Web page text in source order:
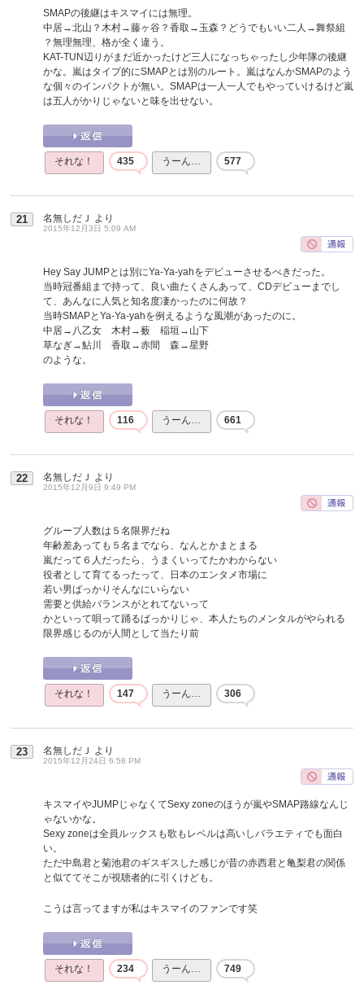
SMAPの後継はキスマイには無理。
中居→北山？木村→藤ヶ谷？香取→玉森？どうでもいい二人→舞祭組
？無理無理、格が全く違う。
KAT-TUN辺りがまだ近かったけど三人になっちゃったし少年隊の後継
かな。嵐はタイプ的にSMAPとは別のルート。嵐はなんかSMAPのよう
な個々のインパクトが無い。SMAPは一人一人でもやっていけるけど嵐
は五人がかりじゃないと味を出せない。
それな！ 435 うーん… 577
21 名無しだＪ より
2015年12月3日 5:09 AM
Hey Say JUMPとは別にYa-Ya-yahをデビューさせるべきだった。
当時冠番組まで持って、良い曲たくさんあって、CDデビューまでし
て、あんなに人気と知名度凄かったのに何故？
当時SMAPとYa-Ya-yahを例えるような風潮があったのに。
中居→八乙女 木村→薮 稲垣→山下
草なぎ→鮎川 香取→赤間 森→星野
のような。
それな！ 116 うーん… 661
22 名無しだＪ より
2015年12月9日 9:49 PM
グループ人数は５名限界だね
年齢差あっても５名までなら、なんとかまとまる
嵐だって６人だったら、うまくいってたかわからない
役者として育てるったって、日本のエンタメ市場に
若い男ばっかりそんなにいらない
需要と供給バランスがとれてないって
かといって唄って踊るばっかりじゃ、本人たちのメンタルがやられる
限界感じるのが人間として当たり前
それな！ 147 うーん… 306
23 名無しだＪ より
2015年12月24日 6:58 PM
キスマイやJUMPじゃなくてSexy zoneのほうが嵐やSMAP路線なんじ
ゃないかな。
Sexy zoneは全員ルックスも歌もレベルは高いしバラエティでも面白
い。
ただ中島君と菊池君のギスギスした感じが昔の赤西君と亀梨君の関係
と似ててそこが視聴者的に引くけども。
こうは言ってますが私はキスマイのファンです笑
それな！ 234 うーん… 749